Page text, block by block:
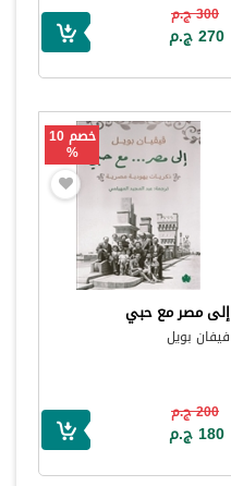
300 ج.م
270 ج.م
خصم 10
%
إلى مصر مع حبي
فيفان بويل
200 ج.م
180 ج.م